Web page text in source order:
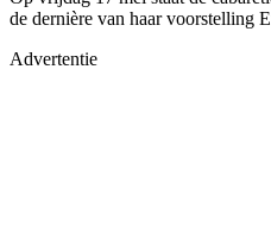
de dernière van haar voorstelling
Advertentie